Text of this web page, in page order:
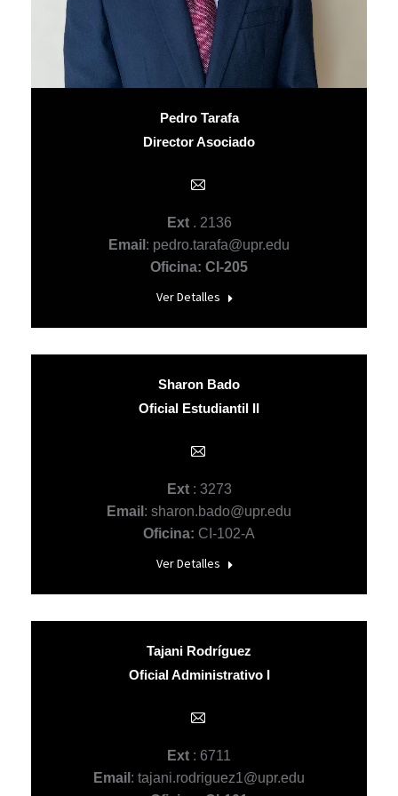
Pedro Tarafa
Director Asociado
Ext. 2136
Email : pedro.tarafa@upr.edu
Oficina: CI-205
E-
mail
Ver Detalles
Sharon Bado
Oficial Estudiantil II
Ext: 3273
Email : sharon.bado@upr.edu
Oficina: CI-102-A
E-
mail
Ver Detalles
Tajani Rodríguez
Oficial Administrativo I
Ext : 6711
Email : tajani.rodriguez1@upr.edu
E-
mail